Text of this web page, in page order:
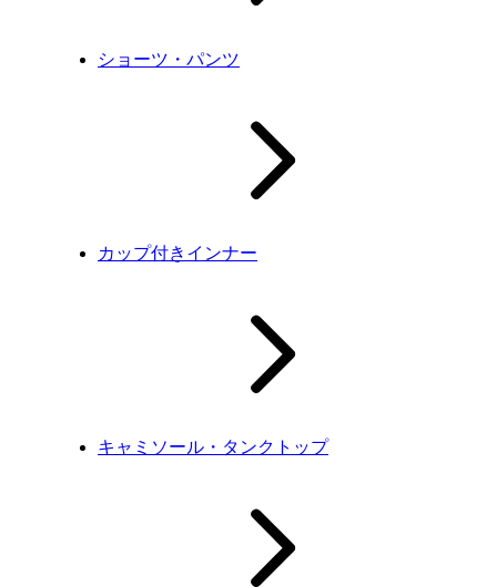
ショーツ・パンツ
カップ付きインナー
キャミソール・タンクトップ